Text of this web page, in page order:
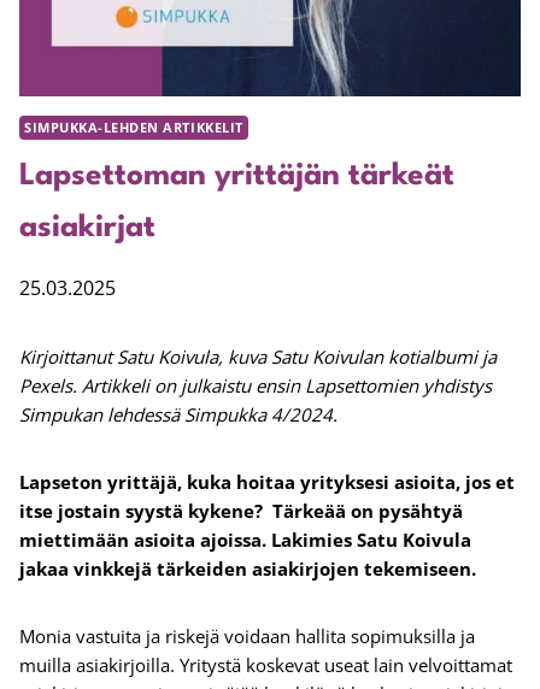
SIMPUKKA-LEHDEN ARTIKKELIT
Lapsettoman yrittäjän tärkeät
asiakirjat
25.03.2025
Kirjoittanut Satu Koivula, kuva Satu Koivulan kotialbumi ja
Pexels. Artikkeli on julkaistu ensin Lapsettomien yhdistys
Simpukan lehdessä Simpukka 4/2024.
Lapseton yrittäjä, kuka hoitaa yrityksesi asioita, jos et
itse jostain syystä kykene? Tärkeää on pysähtyä
miettimään asioita ajoissa. Lakimies Satu Koivula
jakaa vinkkejä tärkeiden asiakirjojen tekemiseen.
Monia vastuita ja riskejä voidaan hallita sopimuksilla ja
muilla asiakirjoilla. Yritystä koskevat useat lain velvoittamat